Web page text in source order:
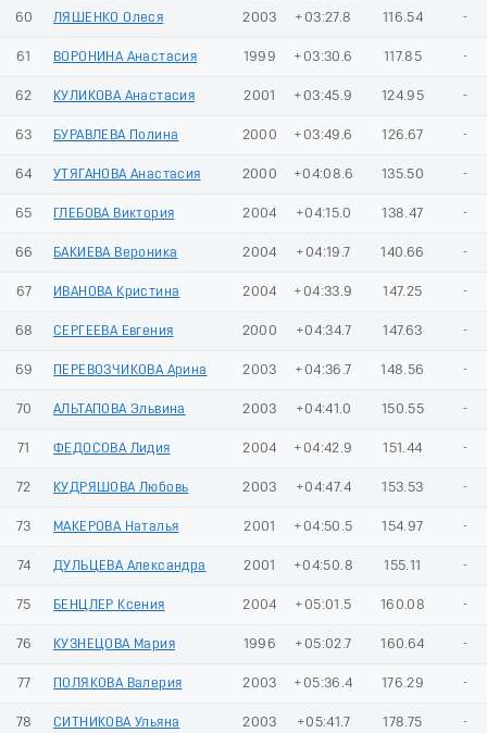
60 ЛЯШЕНКО Олеся 2003 +03:27.8 116.54 -
61 ВОРОНИНА Анастасия 1999 +03:30.6 117.85 -
62 КУЛИКОВА Анастасия 2001 +03:45.9 124.95 -
63 БУРАВЛЕВА Полина 2000 +03:49.6 126.67 -
64 УТЯГАНОВА Анастасия 2000 +04:08.6 135.50 -
65 ГЛЕБОВА Виктория 2004 +04:15.0 138.47 -
66 БАКИЕВА Вероника 2004 +04:19.7 140.66 -
67 ИВАНОВА Кристина 2004 +04:33.9 147.25 -
68 СЕРГЕЕВА Евгения 2000 +04:34.7 147.63 -
69 ПЕРЕВОЗЧИКОВА Арина 2003 +04:36.7 148.56 -
70 АЛЬТАПОВА Эльвина 2003 +04:41.0 150.55 -
71 ФЕДОСОВА Лидия 2004 +04:42.9 151.44 -
72 КУДРЯШОВА Любовь 2003 +04:47.4 153.53 -
73 МАКЕРОВА Наталья 2001 +04:50.5 154.97 -
74 ДУЛЬЦЕВА Александра 2001 +04:50.8 155.11 -
75 БЕНЦЛЕР Ксения 2004 +05:01.5 160.08 -
76 КУЗНЕЦОВА Мария 1996 +05:02.7 160.64 -
77 ПОЛЯКОВА Валерия 2003 +05:36.4 176.29 -
78 СИТНИКОВА Ульяна 2003 +05:41.7 178.75 -